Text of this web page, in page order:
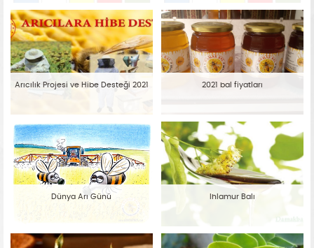
Arıcılık Projesi ve Hibe Desteği 2021 2021 bal fiyatları
Dünya Arı Günü Ihlamur Balı